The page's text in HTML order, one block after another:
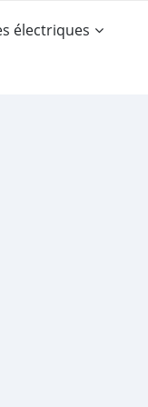
électriques